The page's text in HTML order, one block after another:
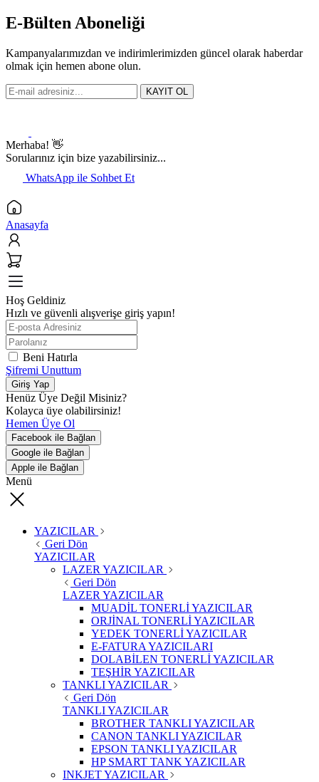
E-Bülten Aboneliği
Kampanyalarımızdan ve indirimlerimizden güncel olarak haberdar
olmak için hemen abone olun.
KAYIT OL
Merhaba! 👋
Sorularınız için bize yazabilirsiniz...
WhatsApp ile Sohbet Et
Anasayfa
Hoş Geldiniz
Hızlı ve güvenli alışverişe giriş yapın!
Beni Hatırla
Şifremi Unuttum
Giriş Yap
Henüz Üye Değil Misiniz?
Kolayca üye olabilirsiniz!
Hemen Üye Ol
Facebook ile Bağlan
Google ile Bağlan
Apple ile Bağlan
Menü
YAZICILAR
Geri Dön
YAZICILAR
LAZER YAZICILAR
Geri Dön
LAZER YAZICILAR
MUADİL TONERLİ YAZICILAR
ORJİNAL TONERLİ YAZICILAR
YEDEK TONERLİ YAZICILAR
E-FATURA YAZICILARI
DOLABİLEN TONERLİ YAZICILAR
TEŞHİR YAZICILAR
TANKLI YAZICILAR
Geri Dön
TANKLI YAZICILAR
BROTHER TANKLI YAZICILAR
CANON TANKLI YAZICILAR
EPSON TANKLI YAZICILAR
HP SMART TANK YAZICILAR
INKJET YAZICILAR